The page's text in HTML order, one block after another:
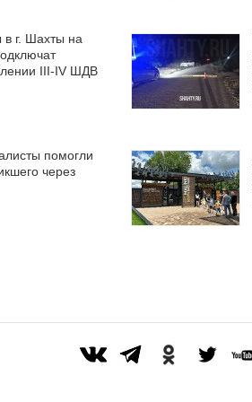
г. Шахты на
III-IV ШДВ
помогли
через